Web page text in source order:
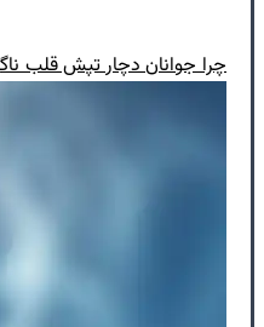
چرا جوانان دچار تپش قلب